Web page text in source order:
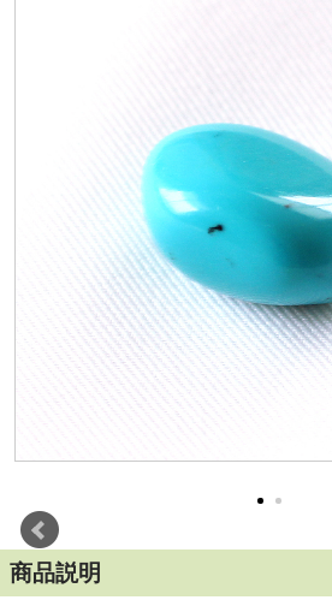
商品説明